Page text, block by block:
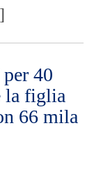
per 40
la figlia
66 mila